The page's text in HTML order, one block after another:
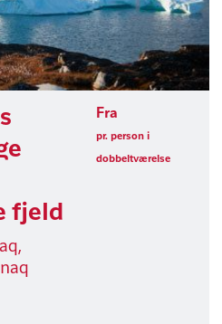
fjeld
Fra
pr. person i
dobbeltværelse